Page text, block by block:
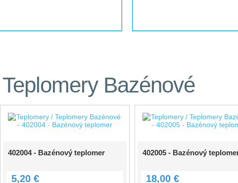
Teplomery Bazénové
402004 - Bazénový teplomer
5,20 €
402005 - Bazénový
18,00 €